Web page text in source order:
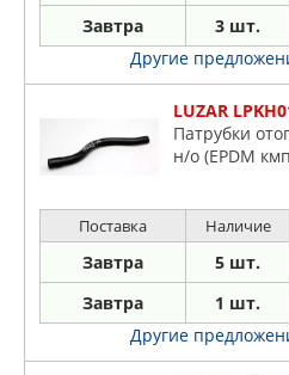
OSSCA
PARTS MALL
RENAULT
THERMOTEC
VAG
VIKA
ZIKMAR
Завтра 3 шт.
Другие
LUZAR
Патрубки
н/о (EPDM
Поставка Наличие
Завтра 5 шт.
Завтра 1 шт.
Другие